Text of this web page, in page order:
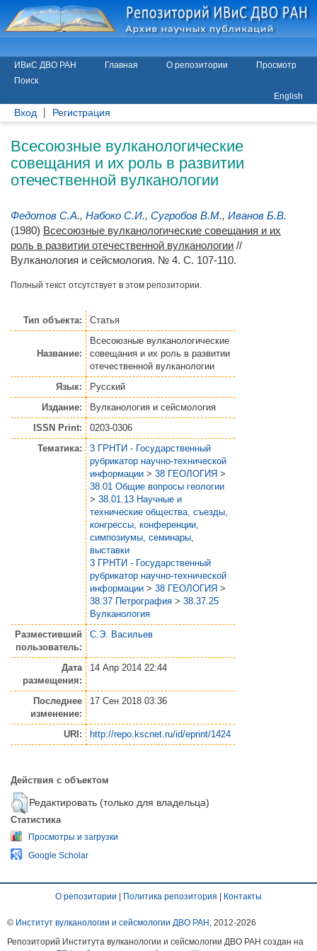
ИВиС ДВО РАН Главная О репозитории
Просмотр
Поиск
English
Вход Регистрация
Всесоюзные вулканологические
совещания и их роль в развитии
отечественной вулканологии
Федотов С.А., Набоко С.И., Сугробов В.М., Иванов Б.В.
(1980) Всесоюзные вулканологические совещания и их
роль в развитии отечественной вулканологии //
Вулканология и сейсмология. № 4. С. 107-110.
Полный текст отсутствует в этом репозитории.
Тип объекта: Статья
Название:
Всесоюзные вулканологические
совещания и их роль в развитии
отечественной вулканологии
Язык:
Русский
Издание:
Вулканология и сейсмология
ISSN Print:
0203-0306
Тематика:
3 ГРНТИ - Государственный
рубрикатор научно-технической
информации > 38 ГЕОЛОГИЯ >
38.01 Общие вопросы геологии
> 38.01.13 Научные и
технические общества, съезды,
конгрессы, конференции,
симпозиумы, семинары,
выставки
3 ГРНТИ - Государственный
рубрикатор научно-технической
информации > 38 ГЕОЛОГИЯ >
38.37 Петрография > 38.37.25
Вулканология
Разместивший
пользователь:
С.Э. Васильев
Дата
размещения:
14 Апр 2014 22:44
Последнее
изменение:
17 Сен 2018 03:36
URI: http://repo.kscnet.ru/id/eprint/1424
Действия с объектом
Редактировать (только для владельца)
Статистика
Просмотры и загрузки
Google Scholar
О репозитории | Политика репозитория | Контакты
© Институт вулканологии и сейсмологии ДВО РАН , 2012-2026
Репозиторий Института вулканологии и сейсмологии ДВО РАН создан на